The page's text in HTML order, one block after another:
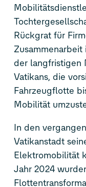
Rückgrat für
der langfristigen
Vatikans, die
Fahrzeugflotte
Mobilität
In den
Vatikanstadt
Elektromobilität
Jahr 2024